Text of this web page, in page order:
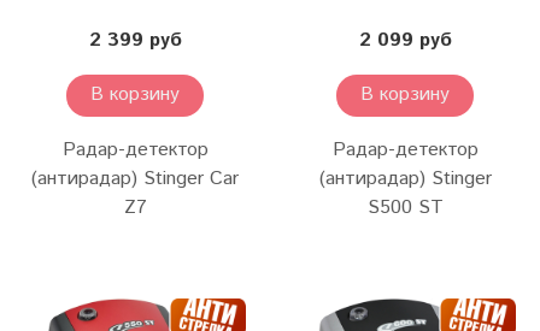
2 399 руб
В корзину
Радар-детектор
(антирадар) Stinger Car
Z7
2 099 руб
В корзину
Радар-детектор
(антирадар) Stinger
S500 ST